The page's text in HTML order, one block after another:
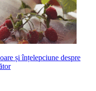
și înțelepciune despre